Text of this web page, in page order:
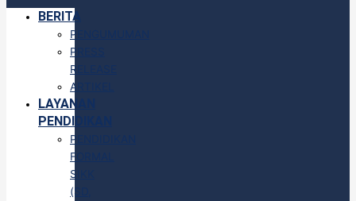
BERITA
PENGUMUMAN
PRESS
RELEASE
ARTIKEL
LAYANAN
PENDIDIKAN
PENDIDIKAN
FORMAL
SIKK
(SD,